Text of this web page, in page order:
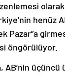
henüz
Pazar”a
öngörülüyor.
üçüncü